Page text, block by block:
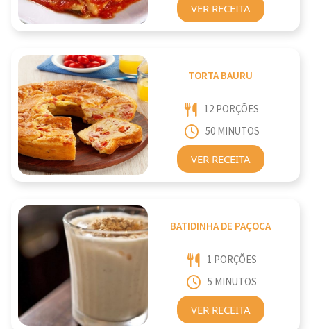
VER RECEITA
TORTA BAURU
12 PORÇÕES
50 MINUTOS
VER RECEITA
BATIDINHA DE PAÇOCA
1 PORÇÕES
5 MINUTOS
VER RECEITA